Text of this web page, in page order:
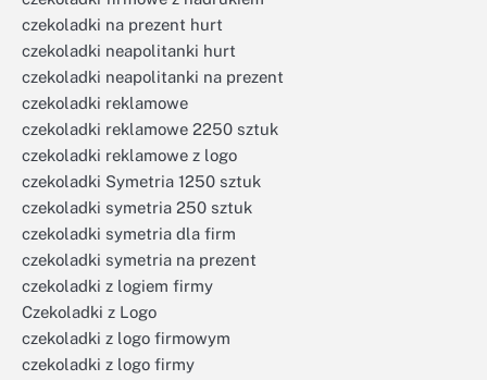
czekoladki na prezent hurt
czekoladki neapolitanki hurt
czekoladki neapolitanki na prezent
czekoladki reklamowe
czekoladki reklamowe 2250 sztuk
czekoladki reklamowe z logo
czekoladki Symetria 1250 sztuk
czekoladki symetria 250 sztuk
czekoladki symetria dla firm
czekoladki symetria na prezent
czekoladki z logiem firmy
Czekoladki z Logo
czekoladki z logo firmowym
czekoladki z logo firmy